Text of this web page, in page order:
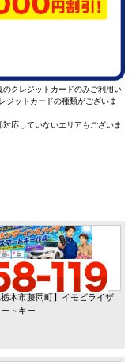
クレジットカードのみご利用い
ジットカードの種類がございま
応していないエリアもございま
栃木市藤岡町】イモビライザ
トキー